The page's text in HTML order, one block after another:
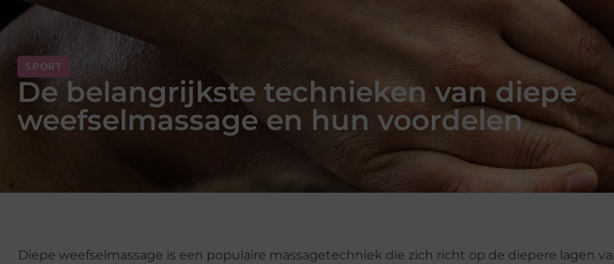
SPORT
De belangrijkste technieken van diepe
weefselmassage en hun voordelen
Diepe weefselmassage is een populaire massagetechniek die zich richt op de diepere lagen